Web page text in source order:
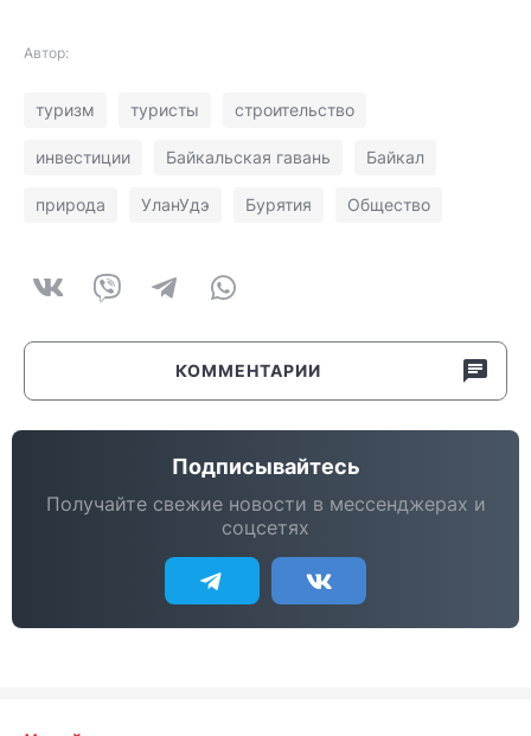
Автор:
туризм туристы строительство
инвестиции Байкальская гавань Байкал
природа УланУдэ Бурятия Общество
КОММЕНТАРИИ
Подписывайтесь
Получайте свежие новости в мессенджерах и
соцсетях